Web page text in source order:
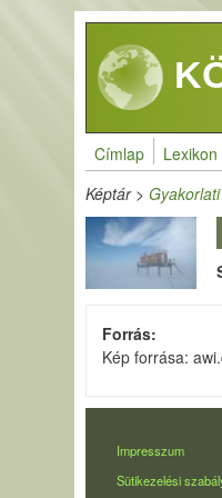
Ugrás a tartalomra
Címlap Lexikon
Képtár>
Forrás
Kép forrása:
LÁBLÉC
Impresszum
Sütikezelési